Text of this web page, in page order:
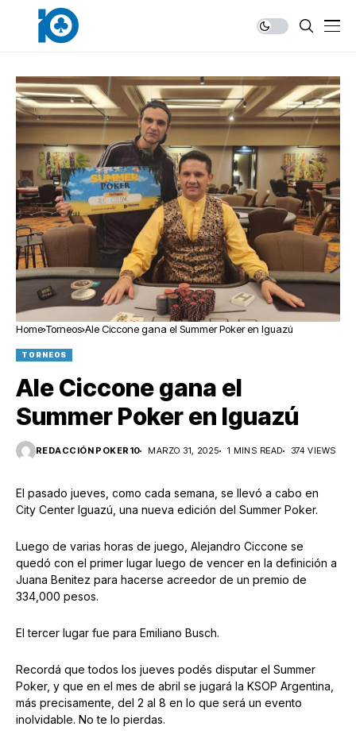
Home Torneos Ale Ciccone gana el Summer Poker en Iguazú
TORNEOS
Ale Ciccone gana el
Summer Poker en Iguazú
REDACCIÓN POKER10 MARZO 31, 2025 1 MINS READ 374 VIEWS
El pasado jueves, como cada semana, se llevó a cabo en
City Center Iguazú, una nueva edición del Summer Poker.
Luego de varias horas de juego, Alejandro Ciccone se
quedó con el primer lugar luego de vencer en la definición a
Juana Benitez para hacerse acreedor de un premio de
334,000 pesos.
El tercer lugar fue para Emiliano Busch.
Recordá que todos los jueves podés disputar el Summer
Poker, y que en el mes de abril se jugará la KSOP Argentina,
más precisamente, del 2 al 8 en lo que será un evento
inolvidable. No te lo pierdas.